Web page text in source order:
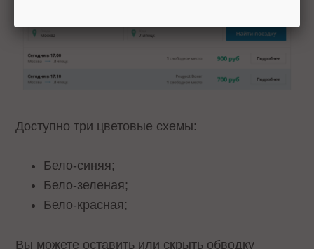
Доступно три цветовые схемы:
Бело-синяя;
Бело-зеленая;
Бело-красная;
Вы можете оставить или скрыть обводку